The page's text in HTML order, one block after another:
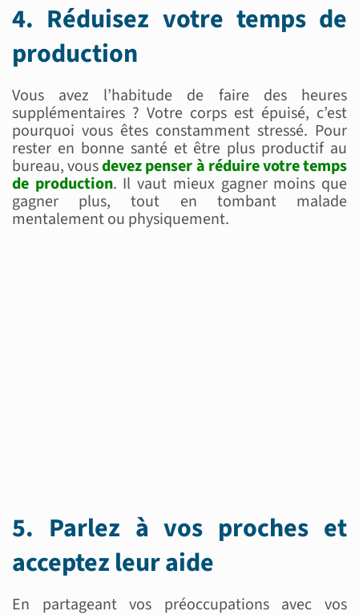
4. Réduisez votre temps de
production
Vous avez l’habitude de faire des heures
supplémentaires ? Votre corps est épuisé, c’est
pourquoi vous êtes constamment stressé. Pour
rester en bonne santé et être plus productif au
bureau, vousdevez penser à réduire votre temps
de production. Il vaut mieux gagner moins que
gagner plus, tout en tombant malade
mentalement ou physiquement.
5. Parlez à vos proches et
acceptez leur aide
En partageant vos préoccupations avec vos